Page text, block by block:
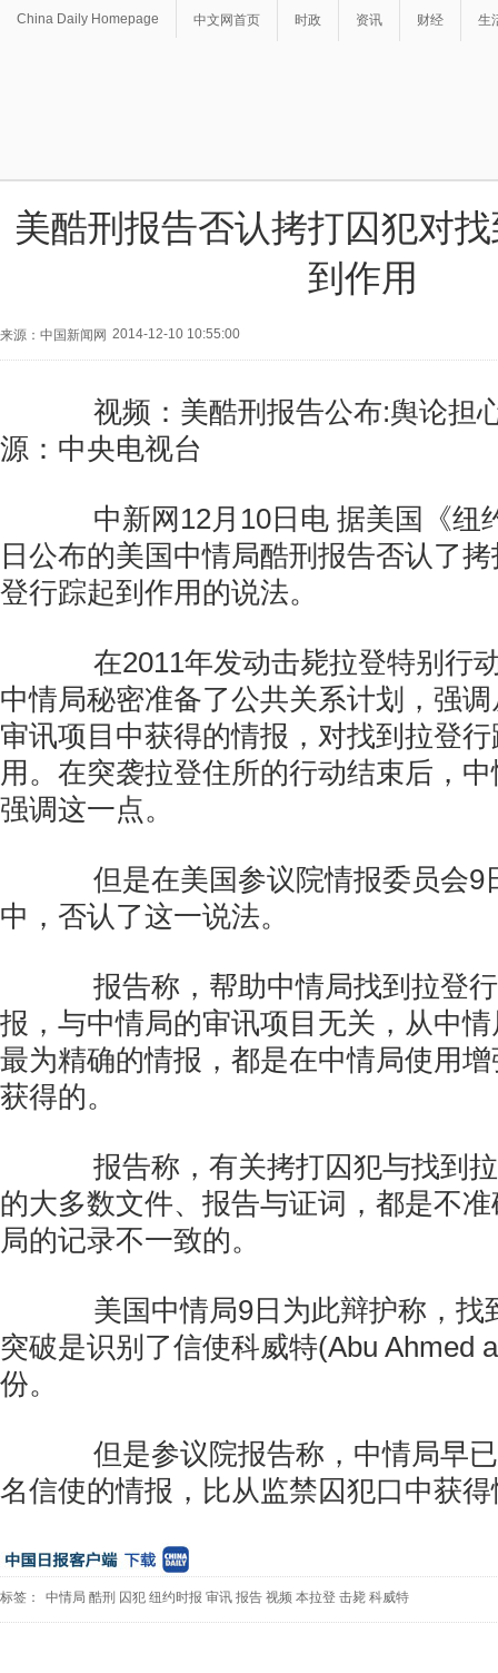
China Daily Homepage 中文网首页 时政 资讯 财经 生
美酷刑报告否认拷打囚犯对
到作用
来源：中国新闻网 2014-12-10 10:55:00
视频：美酷刑报告公布:舆论担
源：中央电视台
中新网12月10日电 据美国《纽
日公布的美国中情局酷刑报告否认了
登行踪起到作用的说法。
在2011年发动击毙拉登特别行
中情局秘密准备了公共关系计划，强
审讯项目中获得的情报，对找到拉登
用。在突袭拉登住所的行动结束后，
强调这一点。
但是在美国参议院情报委员会9
中，否认了这一说法。
报告称，帮助中情局找到拉登行
报，与中情局的审讯项目无关，从中
最为精确的情报，都是在中情局使用
获得的。
报告称，有关拷打囚犯与找到拉
的大多数文件、报告与证词，都是不
局的记录不一致的。
美国中情局9日为此辩护称，找
突破是识别了信使科威特(Abu Ahmed
份。
但是参议院报告称，中情局早已
名信使的情报，比从监禁囚犯口中获
标签： 中情局 酷刑 囚犯 纽约时报 审讯 报告 视频 本拉登 击毙 科威特